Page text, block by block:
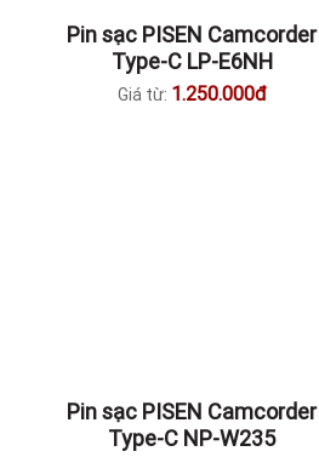
Pin sạc PISEN Camcorder
Type-C LP-E6NH
Giá từ: 1.250.000đ
Pin sạc PISEN Camcorder
Type-C NP-W235